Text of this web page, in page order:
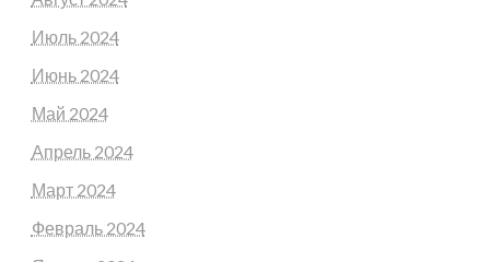
Июль 2024
Июнь 2024
Май 2024
Апрель 2024
Март 2024
Февраль 2024